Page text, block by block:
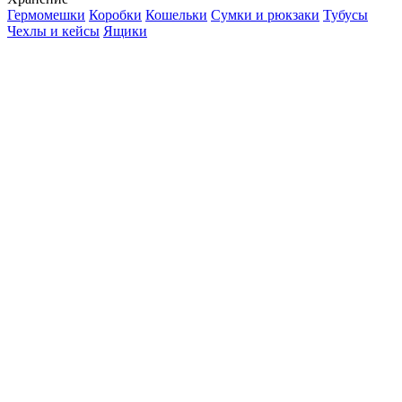
Гермомешки Коробки Кошельки Сумки и рюкзаки Тубусы
Чехлы и кейсы Ящики